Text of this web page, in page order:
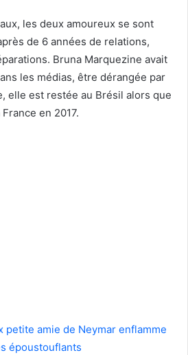
les deux amoureux se sont
de 6 années de relations,
Bruna Marquezine avait
les médias, être dérangée par
elle est restée au Brésil alors que
en 2017.